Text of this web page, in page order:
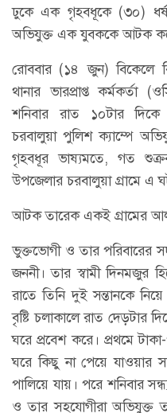
ঢুকে এক গৃহবধূকে (৩০)
অভিযুক্ত এক যুবককে আটক
রোববার (১৪ জুন) বিকেলে
থানার ভারপ্রাপ্ত
শনিবার রাত ১০টার
চরবালুয়া পুলিশ ক্যাম্পে
গৃহবধূর ভাষ্যমতে, গত
উপজেলার চরবালুয়া গ্রামে এ
আটক তারেক একই গ্রামের
ভুক্তভোগী ও তার পরিবারের
জননী। তার স্বামী দিনমজুর
রাতে তিনি দুই সন্তানকে
বৃষ্টি চলাকালে রাত দেড়টার
ঘরে প্রবেশ করে। প্রথমে
ঘরে কিছু না পেয়ে যাওয়ার
পালিয়ে যায়। পরে শনিবার
ও তার সহযোগীরা অভিযুক্ত